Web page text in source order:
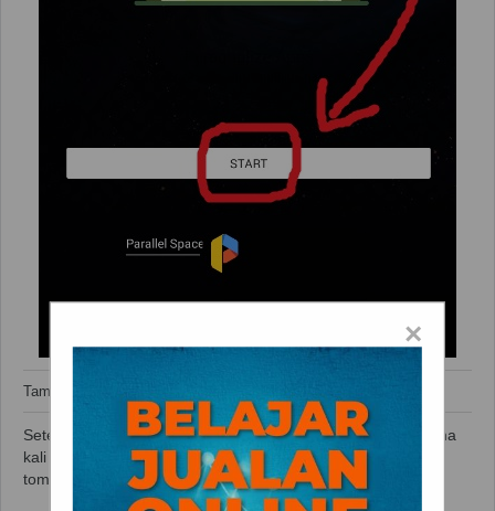
Tampilan Awal Parallel Space
Setelah aplikasi terpasang, silahkan anda buka. Saat pertama
kali membuka aplikasi anda akan diminta untuk menekan
tombol
. Silahkan anda tekan tombol tersebut.
×